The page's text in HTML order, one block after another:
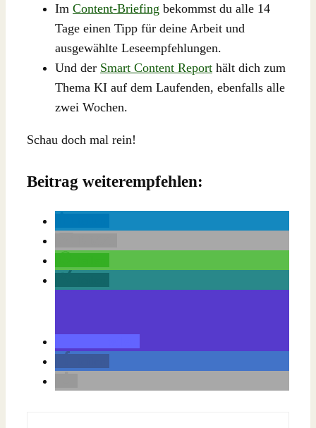
Im Content-Briefing bekommst du alle 14
Tage einen Tipp für deine Arbeit und
ausgewählte Leseempfehlungen.
Und der Smart Content Report hält dich zum
Thema KI auf dem Laufenden, ebenfalls alle
zwei Wochen.
Schau doch mal rein!
Beitrag weiterempfehlen: